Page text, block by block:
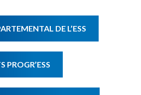
DE L’ESS
PROGR’ESS